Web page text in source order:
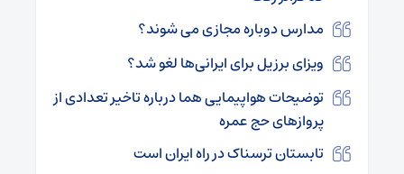
مدارس دوباره مجازی می شوند؟
ویزای برزیل برای ایرانی‌ها لغو شد؟
توضیحات هواپیمایی هما درباره تاخیر تعدادی از
پروازهای حج عمره
تابستان ترسناک در راه ایران است